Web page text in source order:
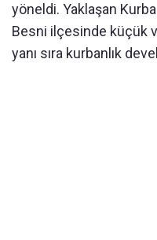
yöneldi. Yaklaşan
Besni ilçesinde küçük
yanı sıra kurbanlık